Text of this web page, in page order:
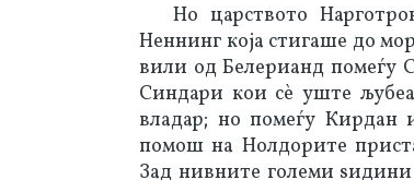
Но царството
Неннинг која стигаше до
вили од Белерианд помеѓу
Синдари кои сѐ уште
владар; но помеѓу Кирдан
помош на Нолдорите
Зад нивните големи